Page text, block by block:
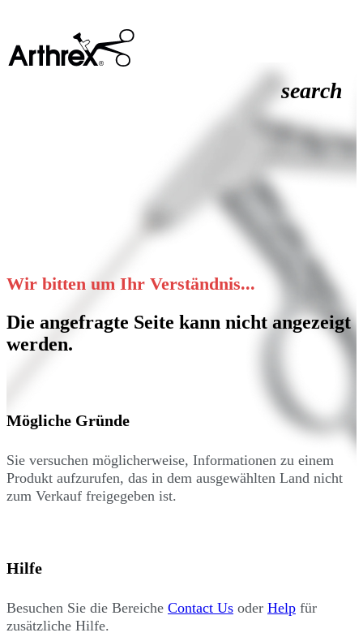
search
Wir bitten um Ihr Verständnis...
Die angefragte Seite kann nicht angezeigt
werden.
Mögliche Gründe
Sie versuchen möglicherweise, Informationen zu einem
Produkt aufzurufen, das in dem ausgewählten Land nicht
zum Verkauf freigegeben ist.
Hilfe
Besuchen Sie die Bereiche Contact Us oder Help für
zusätzliche Hilfe.